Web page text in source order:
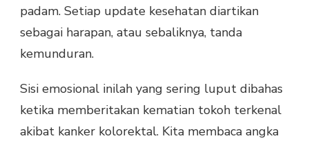
padam. Setiap update kesehatan diartikan
sebagai harapan, atau sebaliknya, tanda
kemunduran.
Sisi emosional inilah yang sering luput dibahas
ketika memberitakan kematian tokoh terkenal
akibat kanker kolorektal. Kita membaca angka